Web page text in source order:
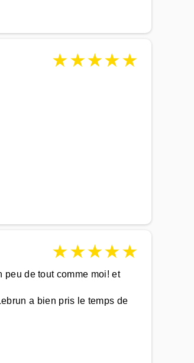
★★★★★
★★★★★
de tout comme moi! et
a bien pris le temps de